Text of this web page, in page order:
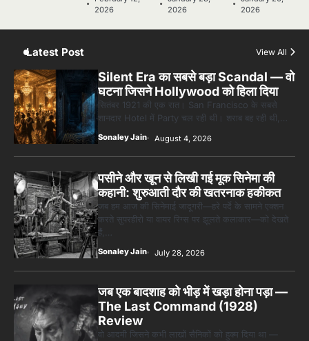
5
2026
2026
2026
Latest Post View All
Silent Era का सबसे बड़ा Scandal — वो
घटना जिसने Hollywood को हिला दिया
सितंबर 1921 की एक रात। San Francisco के सबसे
शानदार Hotel में Party चल रही थी। शराब बह रही थी,…
Sonaley Jain August 4, 2026
पसीने और खून से लिखी गई मूक सिनेमा की
कहानी: शुरुआती दौर की खतरनाक हकीकत
जब हम आज की सिनेमाई जादूगरी—हरे पर्दे के सामने एक्शन
करते सुपरहीरो या वायर रिग्स पर झूलते कलाकार—को देखते
हैं,…
Sonaley Jain July 28, 2026
जब एक बादशाह को भीड़ में खड़ा होना पड़ा —
The Last Command (1928)
Review
वो आदमी जिसने कभी लाखों सैनिकों को हुक्म दिया था —